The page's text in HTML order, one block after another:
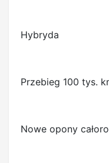
Hybryda
Przebieg 100 tys.
Nowe opony